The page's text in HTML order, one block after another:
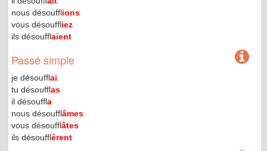
nous désoufflions
vous désouffliez
ils désoufflaient
Passé simple
je désoufflai
tu désoufflas
il désouffla
nous désoufflâmes
vous désoufflâtes
ils désoufflèrent